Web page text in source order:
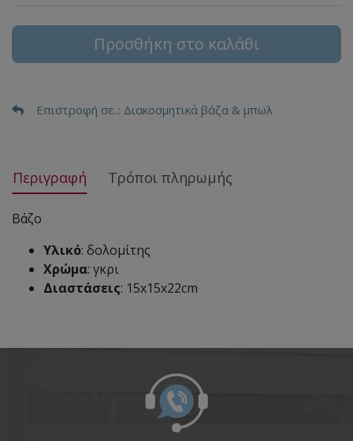
Προσθήκη στο καλάθι
Επιστροφή σε..: Διακοσμητικά βάζα & μπωλ
Περιγραφή Τρόποι πληρωμής
Βάζο
Υλικό: δολομίτης
Χρώμα: γκρι
Διαστάσεις: 15x15x22cm